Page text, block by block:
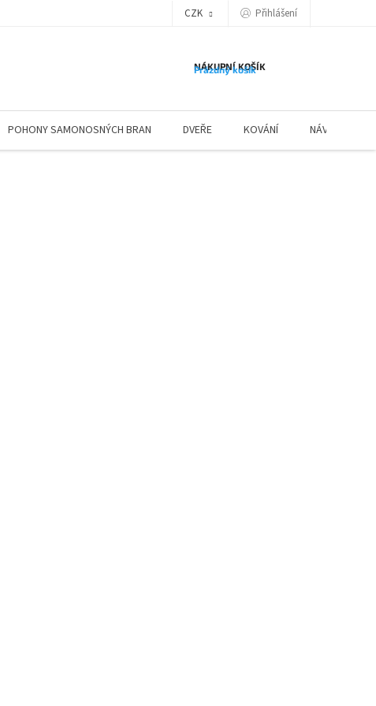
CZK Přihlášení
NÁKUPNÍ KOŠÍK
Prázdný košík
POHONY SAMONOSNÝCH BRAN DVEŘE KOVÁNÍ NÁVODY